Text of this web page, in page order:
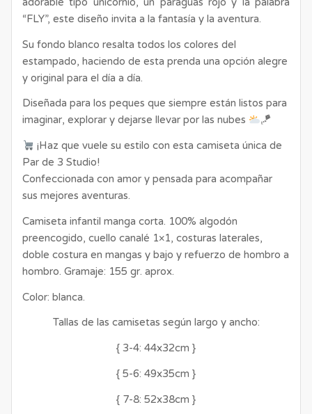
“FLY”, este diseño invita a la fantasía y la aventura.
Su fondo blanco resalta todos los colores del
estampado, haciendo de esta prenda una opción alegre
y original para el día a día.
Diseñada para los peques que siempre están listos para
imaginar, explorar y dejarse llevar por las nubes
🪁
¡Haz que vuele su estilo con esta camiseta única de
Par de 3 Studio!
Confeccionada con amor y pensada para acompañar
sus mejores aventuras.
Camiseta infantil manga corta. 100% algodón
preencogido, cuello canalé 1×1, costuras laterales,
doble costura en mangas y bajo y refuerzo de hombro a
hombro. Gramaje: 155 gr. aprox.
Color: blanca.
Tallas de las camisetas según largo y ancho:
{ 3-4: 44x32cm }
{ 5-6: 49x35cm }
{ 7-8: 52x38cm }